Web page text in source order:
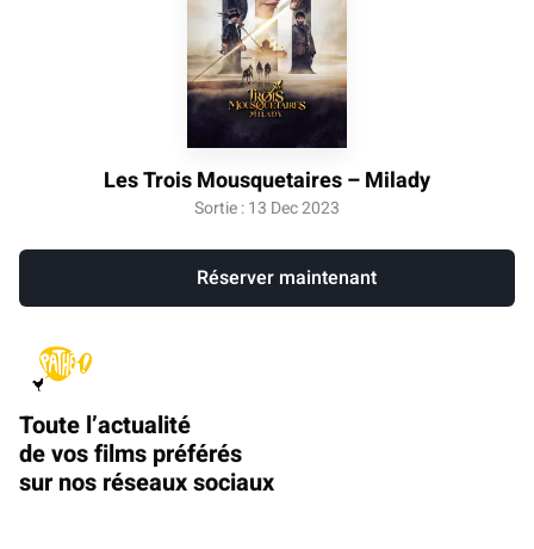
Les Trois Mousquetaires – Milady
Sortie : 13 Dec 2023
Réserver maintenant
Toute l’actualité
de vos films préférés
sur nos réseaux sociaux